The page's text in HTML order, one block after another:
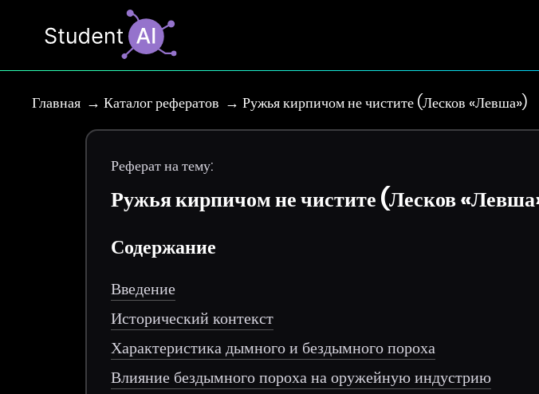
Главная Каталог рефератов Ружья кирпичом не чистите (Лесков «Левша»)
Реферат на тему:
Ружья кирпичом не чистите (Лесков
Содержание
Введение
Исторический контекст
Характеристика дымного и бездымного пороха
Влияние бездымного пороха на оружейную индустрию